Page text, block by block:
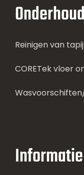
Onderhoud
Reinigen van
CORETek vloer
Informatie